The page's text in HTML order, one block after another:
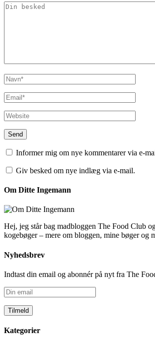
Informer mig om nye kommentarer via e-
Giv besked om nye indlæg via e-mail.
Om Ditte Ingemann
Hej, jeg står bag madbloggen The Food Club
kogebøger – mere om bloggen, mine bøger og
Nyhedsbrev
Indtast din email og abonnér på nyt fra The
Din
email
Kategorier